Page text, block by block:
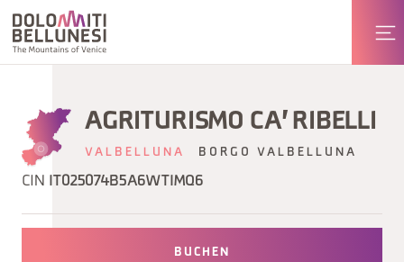
AGRITURISMO CA' RIBELLI
VALBELLUNA BORGO VALBELLUNA
CIN IT025074B5A6WTIMQ6
BUCHEN